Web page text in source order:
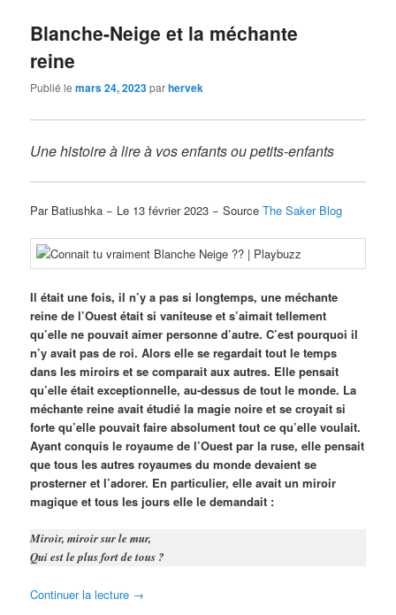
Blanche-Neige et la méchante
reine
Publié lemars 24, 2023parhervek
Une histoire à lire à vos enfants ou petits-enfants
Par Batiushka − Le 13 février 2023 − SourceThe Saker Blog
Il était une fois, il n’y a pas si longtemps, une méchante
reine de l’Ouest était si vaniteuse et s’aimait tellement
qu’elle ne pouvait aimer personne d’autre. C’est pourquoi il
n’y avait pas de roi. Alors elle se regardait tout le temps
dans les miroirs et se comparait aux autres. Elle pensait
qu’elle était exceptionnelle, au-dessus de tout le monde. La
méchante reine avait étudié la magie noire et se croyait si
forte qu’elle pouvait faire absolument tout ce qu’elle voulait.
Ayant conquis le royaume de l’Ouest par la ruse, elle pensait
que tous les autres royaumes du monde devaient se
prosterner et l’adorer. En particulier, elle avait un miroir
magique et tous les jours elle le demandait :
Miroir, miroir sur le mur,
Qui est le plus fort de tous ?
Continuer la lecture →